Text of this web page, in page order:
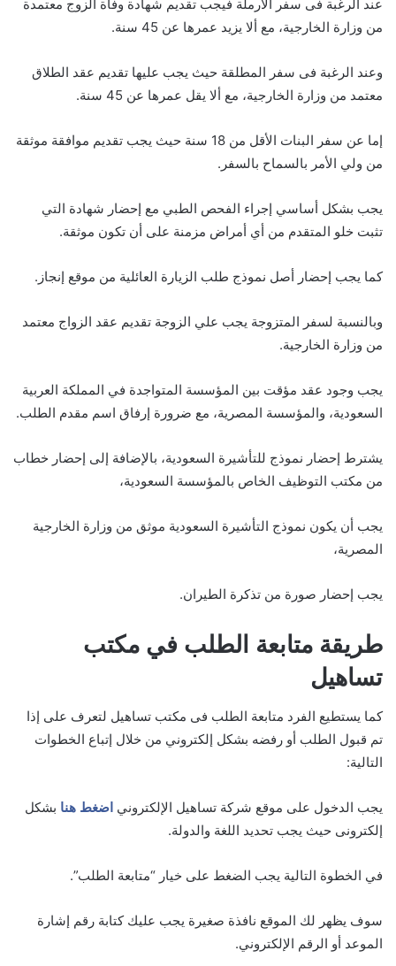
عند الرغبة فى سفر الأرملة فيجب تقديم شهادة وفاة الزوج معتمدة
من وزارة الخارجية، مع ألا يزيد عمرها عن 45 سنة.
وعند الرغبة فى سفر المطلقة حيث يجب عليها تقديم عقد الطلاق
معتمد من وزارة الخارجية، مع ألا يقل عمرها عن 45 سنة.
إما عن سفر البنات الأقل من 18 سنة حيث يجب تقديم موافقة موثقة
من ولي الأمر بالسماح بالسفر.
يجب بشكل أساسي إجراء الفحص الطبي مع إحضار شهادة التي
تثبت خلو المتقدم من أي أمراض مزمنة على أن تكون موثقة.
كما يجب إحضار أصل نموذج طلب الزيارة العائلية من موقع إنجاز.
وبالنسبة لسفر المتزوجة يجب علي الزوجة تقديم عقد الزواج معتمد
من وزارة الخارجية.
يجب وجود عقد مؤقت بين المؤسسة المتواجدة في المملكة العربية
السعودية، والمؤسسة المصرية، مع ضرورة إرفاق اسم مقدم الطلب.
يشترط إحضار نموذج للتأشيرة السعودية، بالإضافة إلى إحضار خطاب
من مكتب التوظيف الخاص بالمؤسسة السعودية،
يجب أن يكون نموذج التأشيرة السعودية موثق من وزارة الخارجية
المصرية،
يجب إحضار صورة من تذكرة الطيران.
طريقة متابعة الطلب في مكتب
تساهيل
كما يستطيع الفرد متابعة الطلب فى مكتب تساهيل لتعرف على إذا
تم قبول الطلب أو رفضه بشكل إلكتروني من خلال إتباع الخطوات
التالية:
يجب الدخول على موقع شركة تساهيل الإلكتروني اضغط هنا بشكل
إلكترونى حيث يجب تحديد اللغة والدولة.
في الخطوة التالية يجب الضغط على خيار “متابعة الطلب”.
سوف يظهر لك الموقع نافذة صغيرة يجب عليك كتابة رقم إشارة
الموعد أو الرقم الإلكتروني.